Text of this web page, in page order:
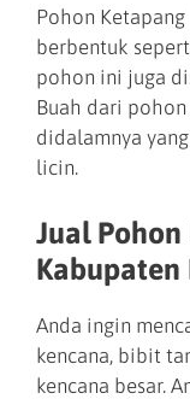
Pohon
berbentuk
pohon ini juga
Buah dari
didalamnya
licin.
Jual
Kabupaten
Anda ingin
kencana, bibit
kencana besar.